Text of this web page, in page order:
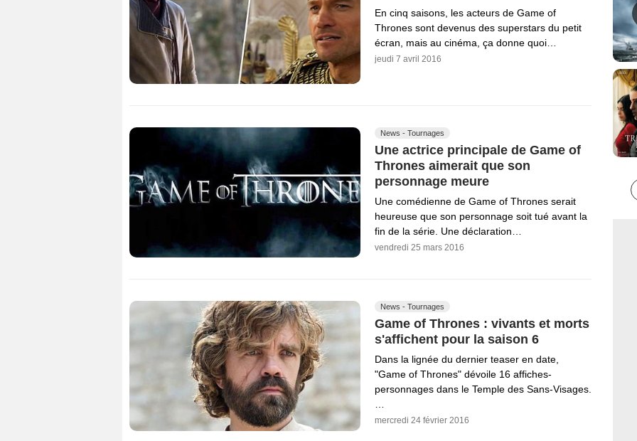
En cinq saisons, les acteurs de Game of
Thrones sont devenus des superstars du petit
écran, mais au cinéma, ça donne quoi…
jeudi 7 avril 2016
News - Tournages
Une actrice principale de Game of
Thrones aimerait que son
personnage meure
Une comédienne de Game of Thrones serait
heureuse que son personnage soit tué avant la
fin de la série. Une déclaration…
vendredi 25 mars 2016
News - Tournages
Game of Thrones : vivants et morts
s'affichent pour la saison 6
Dans la lignée du dernier teaser en date,
"Game of Thrones" dévoile 16 affiches-
personnages dans le Temple des Sans-Visages.
…
mercredi 24 février 2016